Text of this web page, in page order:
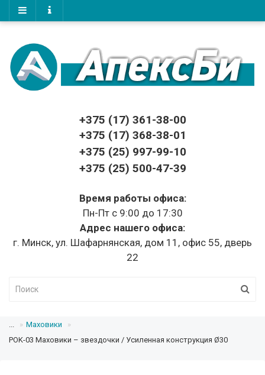
+375 (17) 361-38-00
+375 (17) 368-38-01
+375 (25) 997-99-10
+375 (25) 500-47-39
Время работы офиса:
Пн-Пт с 9:00 до 17:30
Адрес нашего офиса:
г. Минск, ул. Шафарнянская, дом 11, офис 55, дверь
22
Маховики
POK-03 Маховики – звездочки / Усиленная конструкция Ø30